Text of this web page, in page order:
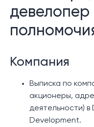
девелопер
Компания
Выписка по
акционеры,
деятельности)
Development.